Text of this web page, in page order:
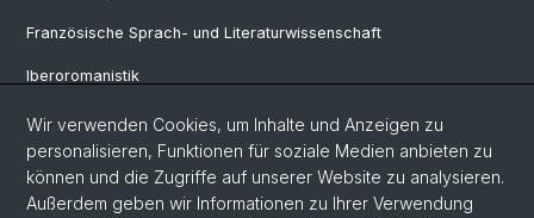
Französische Sprach- und Literaturwissenschaft
Iberoromanistik
Italianistik
Nordistik
Osteuropa-Studien
Wir verwenden Cookies, um Inhalte und Anzeigen zu
personalisieren, Funktionen für soziale Medien anbieten zu
können und die Zugriffe auf unserer Website zu analysieren.
Außerdem geben wir Informationen zu Ihrer Verwendung